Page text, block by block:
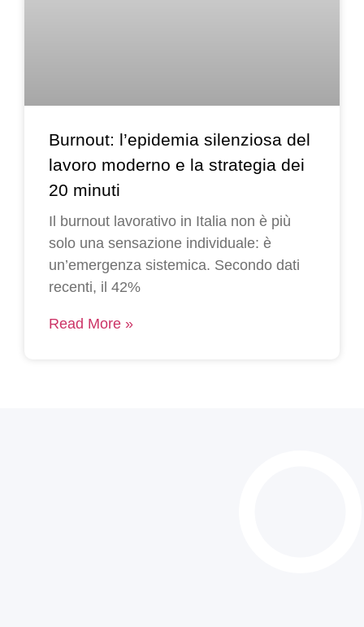
Burnout: l’epidemia silenziosa del
lavoro moderno e la strategia dei
20 minuti
Il burnout lavorativo in Italia non è più
solo una sensazione individuale: è
un’emergenza sistemica. Secondo dati
recenti, il 42%
Read More »